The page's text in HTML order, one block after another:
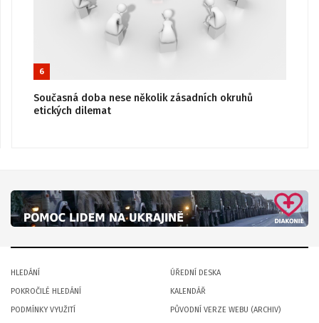
6
Současná doba nese několik zásadních okruhů
etických dilemat
HLEDÁNÍ
POKROČILÉ HLEDÁNÍ
PODMÍNKY VYUŽITÍ
ÚŘEDNÍ DESKA
KALENDÁŘ
PŮVODNÍ VERZE WEBU (ARCHIV)